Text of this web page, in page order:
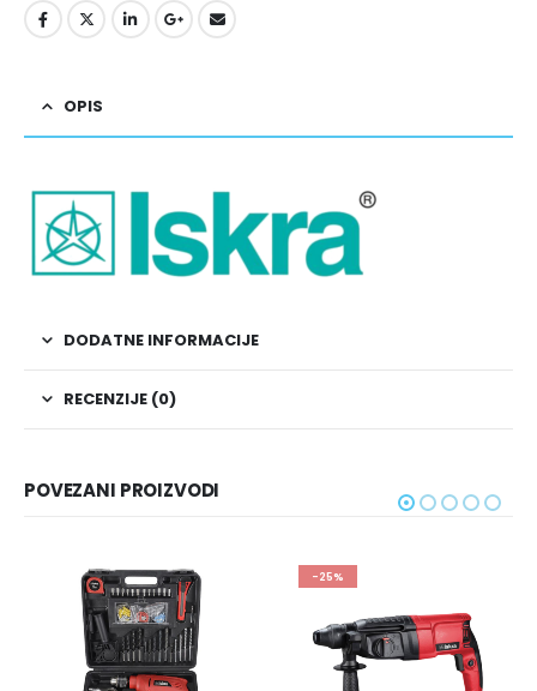
OPIS
DODATNE INFORMACIJE
RECENZIJE (0)
POVEZANI PROIZVODI
-25%